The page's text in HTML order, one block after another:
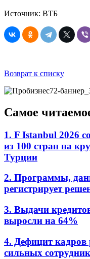
Источник: ВТБ
Возврат к списку
Самое
1. F Istanbul 2026
из 100 стран на
Турции
2. Программы,
регистрирует
3. Выдачи
выросли на 64%
4. Дефицит кадров
сильных